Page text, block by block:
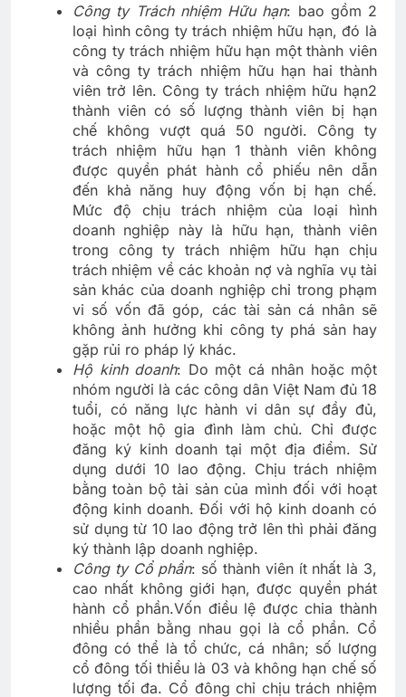
Công ty Trách nhiệm Hữu hạn: bao gồm 2
loại hình công ty trách nhiệm hữu hạn, đó là
công ty trách nhiệm hữu hạn một thành viên
và công ty trách nhiệm hữu hạn hai thành
viên trở lên. Công ty trách nhiệm hữu hạn2
thành viên có số lượng thành viên bị hạn
chế không vượt quá 50 người. Công ty
trách nhiệm hữu hạn 1 thành viên không
được quyền phát hành cổ phiếu nên dẫn
đến khả năng huy động vốn bị hạn chế.
Mức độ chịu trách nhiệm của loại hình
doanh nghiệp này là hữu hạn, thành viên
trong công ty trách nhiệm hữu hạn chịu
trách nhiệm về các khoản nợ và nghĩa vụ tài
sản khác của doanh nghiệp chỉ trong phạm
vi số vốn đã góp, các tài sản cá nhân sẽ
không ảnh hưởng khi công ty phá sản hay
gặp rủi ro pháp lý khác.
Hộ kinh doanh: Do một cá nhân hoặc một
nhóm người là các công dân Việt Nam đủ 18
tuổi, có năng lực hành vi dân sự đầy đủ,
hoặc một hộ gia đình làm chủ. Chỉ được
đăng ký kinh doanh tại một địa điểm. Sử
dụng dưới 10 lao động. Chịu trách nhiệm
bằng toàn bộ tài sản của mình đối với hoạt
động kinh doanh. Đối với hộ kinh doanh có
sử dụng từ 10 lao động trở lên thì phải đăng
ký thành lập doanh nghiệp.
Công ty Cổ phần: số thành viên ít nhất là 3,
cao nhất không giới hạn, được quyền phát
hành cổ phần.Vốn điều lệ được chia thành
nhiều phần bằng nhau gọi là cổ phần. Cổ
đông có thể là tổ chức, cá nhân; số lượng
cổ đông tối thiểu là 03 và không hạn chế số
lượng tối đa. Cổ đông chỉ chịu trách nhiệm